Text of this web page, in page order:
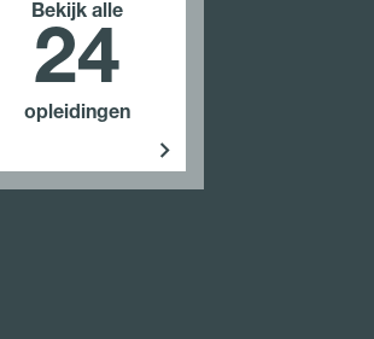
Bekijk alle
24
opleidingen